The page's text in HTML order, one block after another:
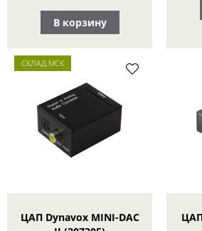
В корзину
СКЛАД МСК
ЦАП Dynavox MINI-DAC